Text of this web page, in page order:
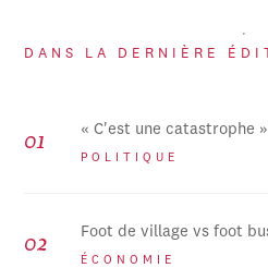
DANS LA DERNIÈRE
« C'est une catastrophe »
POLITIQUE
Foot de village vs foot
ÉCONOMIE